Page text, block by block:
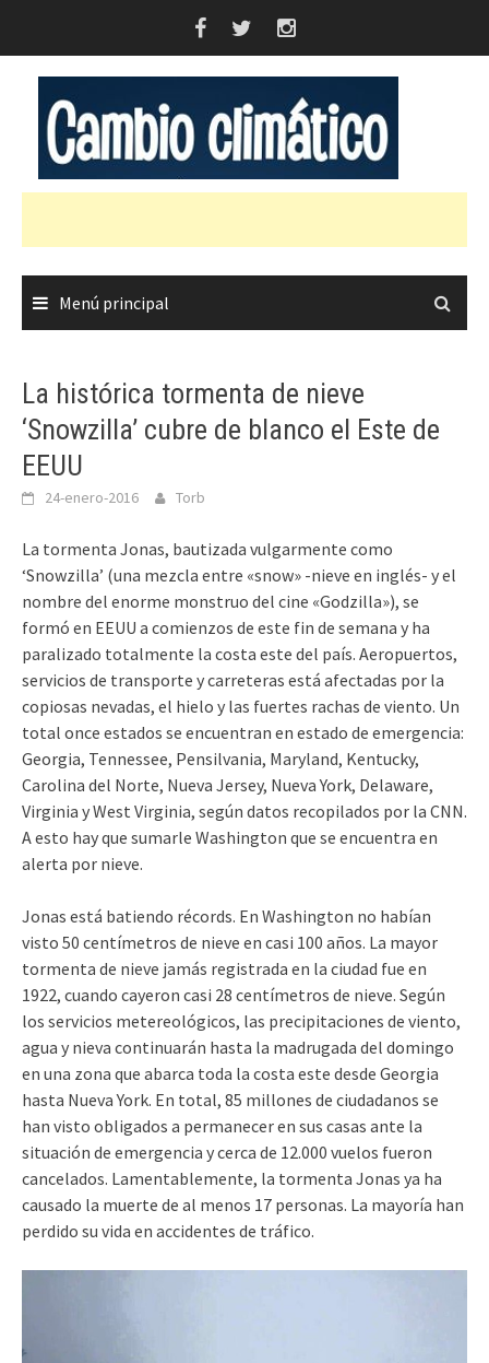
Menú principal
La histórica tormenta de nieve
‘Snowzilla’ cubre de blanco el Este de
EEUU
24-enero-2016 Torb
La tormenta Jonas, bautizada vulgarmente como
‘Snowzilla’ (una mezcla entre «snow» -nieve en inglés- y el
nombre del enorme monstruo del cine «Godzilla»), se
formó en EEUU a comienzos de este fin de semana y ha
paralizado totalmente la costa este del país. Aeropuertos,
servicios de transporte y carreteras está afectadas por la
copiosas nevadas, el hielo y las fuertes rachas de viento. Un
total once estados se encuentran en estado de emergencia:
Georgia, Tennessee, Pensilvania, Maryland, Kentucky,
Carolina del Norte, Nueva Jersey, Nueva York, Delaware,
Virginia y West Virginia, según datos recopilados por la CNN.
A esto hay que sumarle Washington que se encuentra en
alerta por nieve.
Jonas está batiendo récords. En Washington no habían
visto 50 centímetros de nieve en casi 100 años. La mayor
tormenta de nieve jamás registrada en la ciudad fue en
1922, cuando cayeron casi 28 centímetros de nieve. Según
los servicios metereológicos, las precipitaciones de viento,
agua y nieva continuarán hasta la madrugada del domingo
en una zona que abarca toda la costa este desde Georgia
hasta Nueva York. En total, 85 millones de ciudadanos se
han visto obligados a permanecer en sus casas ante la
situación de emergencia y cerca de 12.000 vuelos fueron
cancelados. Lamentablemente, la tormenta Jonas ya ha
causado la muerte de al menos 17 personas. La mayoría han
perdido su vida en accidentes de tráfico.